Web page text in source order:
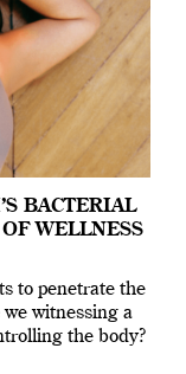
BACTERIAL
WELLNESS
to penetrate the
witnessing a
the body?